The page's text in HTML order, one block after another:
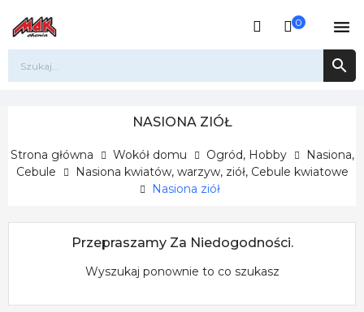
0 

NASIONA ZIÓŁ
Strona główna Wokół domu Ogród, Hobby
Nasiona,
Cebule
Nasiona kwiatów, warzyw, ziół, Cebule kwiatowe
Nasiona ziół
Przepraszamy Za Niedogodności.
Wyszukaj ponownie to co szukasz